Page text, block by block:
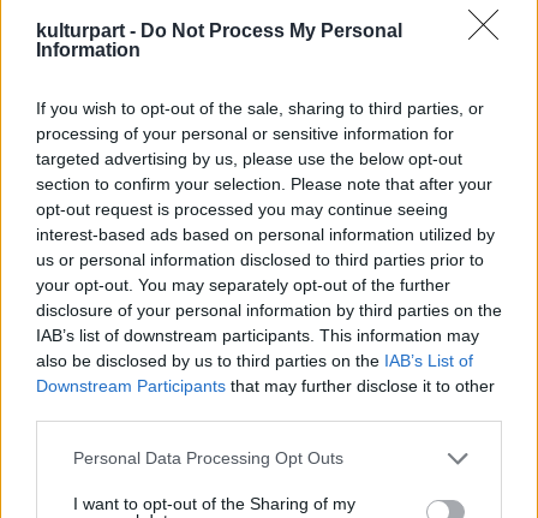
kulturpart - Do Not Process My Personal
Information
If you wish to opt-out of the sale, sharing to third parties, or
processing of your personal or sensitive information for
targeted advertising by us, please use the below opt-out
section to confirm your selection. Please note that after your
opt-out request is processed you may continue seeing
interest-based ads based on personal information utilized by
us or personal information disclosed to third parties prior to
your opt-out. You may separately opt-out of the further
disclosure of your personal information by third parties on the
IAB’s list of downstream participants. This information may
also be disclosed by us to third parties on the IAB’s List of
Downstream Participants that may further disclose it to other
Please note that this website/app uses one or more Google
not limited to your visit or usage behaviour. You may click to
Personal Data Processing Opt Outs
I want to opt-out of the Sharing of my
másként.
hogy jövőre is a Millenáris ad helyet a
filmszemle nyitó és záró ünnepségének.
A 39. Magyar Filmszemle 2008. január 29-én
kezdődik és február 5-ig tart. A vetítéseket a
Millenáris teátrumban tartják. A Magyar
Mozgókép Közalapítvány (MMK) korábbi
tájékoztatása szerint az alkotók november
20-ig nevezhetnek munkáikkal játékfilm,
kisjátékfilm, kísérleti film, nem fikciós film és
tévéfilm kategóriában. A jövő évi szemle
újdonsága, hogy az Arany Orsó-díj lesz az
esemény legfőbb elismerése, a zsánerdíj
pedig megszűnik.
Herendi Gábor mellett a filmszemle